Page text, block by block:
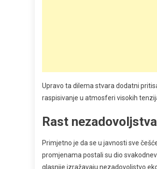
Upravo ta dilema stvara dodatni
raspisivanje u atmosferi visokih
Rast
Primjetno je da se u javnosti sve
promjenama postali su dio
glasnije izražavaju nezadovoljstvo